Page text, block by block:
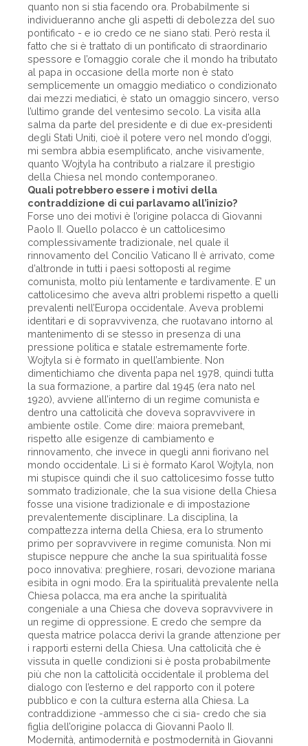
quanto non si stia facendo ora. Probabilmente si
individueranno anche gli aspetti di debolezza del suo
pontificato - e io credo ce ne siano stati. Però resta il
fatto che si è trattato di un pontificato di straordinario
spessore e l’omaggio corale che il mondo ha tributato
al papa in occasione della morte non è stato
semplicemente un omaggio mediatico o condizionato
dai mezzi mediatici, è stato un omaggio sincero, verso
l’ultimo grande del ventesimo secolo. La visita alla
salma da parte del presidente e di due ex-presidenti
degli Stati Uniti, cioè il potere vero nel mondo d’oggi,
mi sembra abbia esemplificato, anche visivamente,
quanto Wojtyla ha contributo a rialzare il prestigio
della Chiesa nel mondo contemporaneo.
Quali potrebbero essere i motivi della
contraddizione di cui parlavamo all’inizio?
Forse uno dei motivi è l’origine polacca di Giovanni
Paolo II. Quello polacco è un cattolicesimo
complessivamente tradizionale, nel quale il
rinnovamento del Concilio Vaticano II è arrivato, come
d’altronde in tutti i paesi sottoposti al regime
comunista, molto più lentamente e tardivamente. E’ un
cattolicesimo che aveva altri problemi rispetto a quelli
prevalenti nell’Europa occidentale. Aveva problemi
identitari e di sopravvivenza, che ruotavano intorno al
mantenimento di se stesso in presenza di una
pressione politica e statale estremamente forte.
Wojtyla si è formato in quell’ambiente. Non
dimentichiamo che diventa papa nel 1978, quindi tutta
la sua formazione, a partire dal 1945 (era nato nel
1920), avviene all’interno di un regime comunista e
dentro una cattolicità che doveva sopravvivere in
ambiente ostile. Come dire: maiora premebant,
rispetto alle esigenze di cambiamento e
rinnovamento, che invece in quegli anni fiorivano nel
mondo occidentale. Lì si è formato Karol Wojtyla, non
mi stupisce quindi che il suo cattolicesimo fosse tutto
sommato tradizionale, che la sua visione della Chiesa
fosse una visione tradizionale e di impostazione
prevalentemente disciplinare. La disciplina, la
compattezza interna della Chiesa, era lo strumento
primo per sopravvivere in regime comunista. Non mi
stupisce neppure che anche la sua spiritualità fosse
poco innovativa: preghiere, rosari, devozione mariana
esibita in ogni modo. Era la spiritualità prevalente nella
Chiesa polacca, ma era anche la spiritualità
congeniale a una Chiesa che doveva sopravvivere in
un regime di oppressione. E credo che sempre da
questa matrice polacca derivi la grande attenzione per
i rapporti esterni della Chiesa. Una cattolicità che è
vissuta in quelle condizioni si è posta probabilmente
più che non la cattolicità occidentale il problema del
dialogo con l’esterno e del rapporto con il potere
pubblico e con la cultura esterna alla Chiesa. La
contraddizione -ammesso che ci sia- credo che sia
figlia dell’origine polacca di Giovanni Paolo II.
Modernità, antimodernità e postmodernità in Giovanni